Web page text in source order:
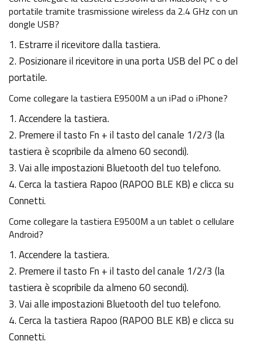
portatile tramite trasmissione wireless da 2.4 GHz con un
dongle USB?
1. Estrarre il ricevitore dalla tastiera.
2. Posizionare il ricevitore in una porta USB del PC o del
portatile.
Come collegare la tastiera E9500M a un iPad o iPhone?
1. Accendere la tastiera.
2. Premere il tasto Fn + il tasto del canale 1/2/3 (la
tastiera è scopribile da almeno 60 secondi).
3. Vai alle impostazioni Bluetooth del tuo telefono.
4. Cerca la tastiera Rapoo (RAPOO BLE KB) e clicca su
Connetti.
Come collegare la tastiera E9500M a un tablet o cellulare
Android?
1. Accendere la tastiera.
2. Premere il tasto Fn + il tasto del canale 1/2/3 (la
tastiera è scopribile da almeno 60 secondi).
3. Vai alle impostazioni Bluetooth del tuo telefono.
4. Cerca la tastiera Rapoo (RAPOO BLE KB) e clicca su
Connetti.